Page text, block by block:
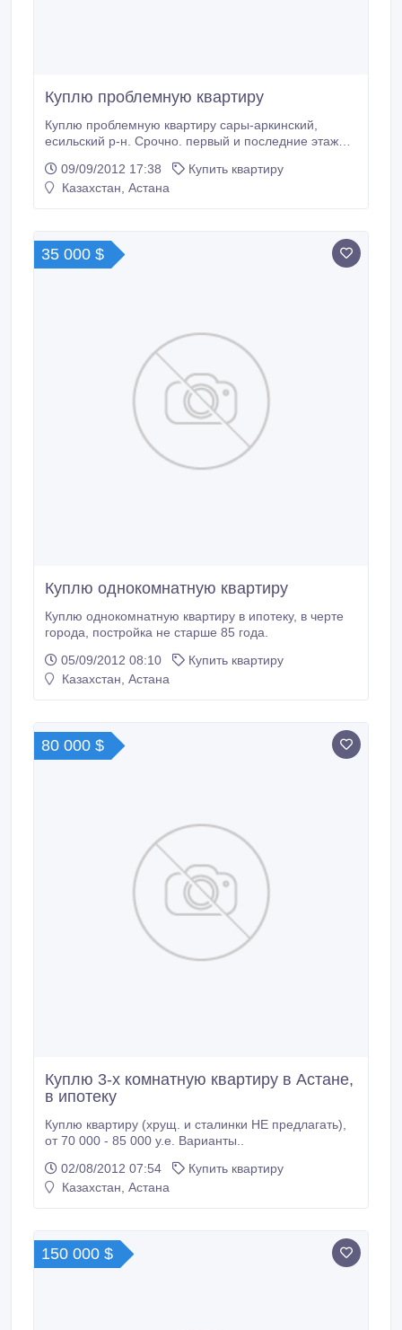
Куплю проблемную квартиру
Куплю проблемную квартиру сары-аркинский,
есильский р-н. Срочно. первый и последние этажи
09/09/2012 17:38
Купить квартиру
Казахстан, Астана
35 000 $
Куплю однокомнатную квартиру
Куплю однокомнатную квартиру в ипотеку, в черте
города, постройка не старше 85 года.
05/09/2012 08:10
Купить квартиру
Казахстан, Астана
80 000 $
Куплю 3-х комнатную квартиру в Астане,
в ипотеку
Куплю квартиру (хрущ. и сталинки НЕ предлагать),
от 70 000 - 85 000 у.е. Варианты..
02/08/2012 07:54
Купить квартиру
Казахстан, Астана
150 000 $